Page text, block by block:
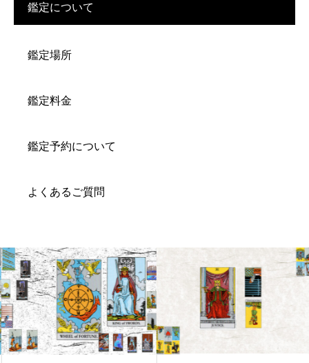
鑑定について
鑑定場所
鑑定料金
鑑定予約について
よくあるご質問